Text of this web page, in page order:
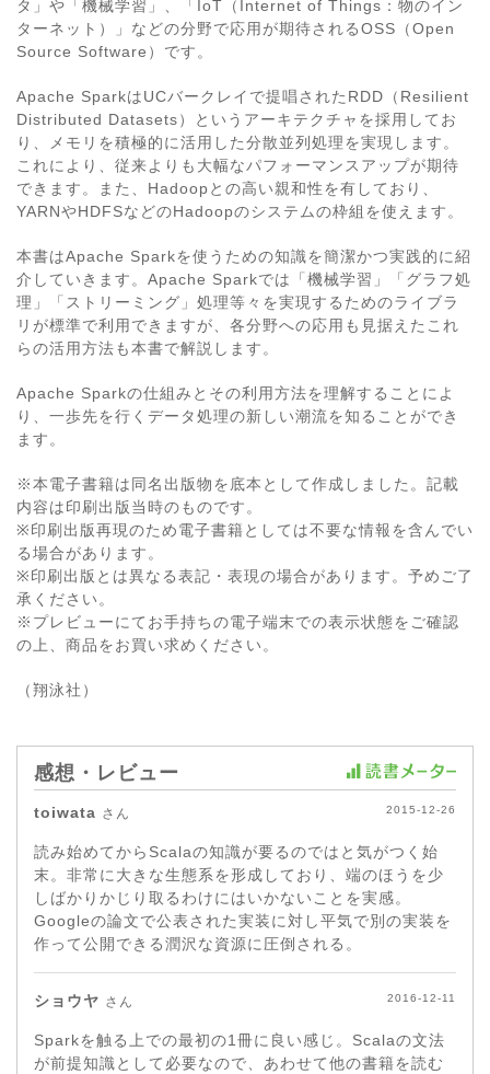
タ」や「機械学習」、「IoT（Internet of Things：物のイン
ターネット）」などの分野で応用が期待されるOSS（Open
Source Software）です。
Apache SparkはUCバークレイで提唱されたRDD（Resilient
Distributed Datasets）というアーキテクチャを採用してお
り、メモリを積極的に活用した分散並列処理を実現します。
これにより、従来よりも大幅なパフォーマンスアップが期待
できます。また、Hadoopとの高い親和性を有しており、
YARNやHDFSなどのHadoopのシステムの枠組を使えます。
本書はApache Sparkを使うための知識を簡潔かつ実践的に紹
介していきます。Apache Sparkでは「機械学習」「グラフ処
理」「ストリーミング」処理等々を実現するためのライブラ
リが標準で利用できますが、各分野への応用も見据えたこれ
らの活用方法も本書で解説します。
Apache Sparkの仕組みとその利用方法を理解することによ
り、一歩先を行くデータ処理の新しい潮流を知ることができ
ます。
※本電子書籍は同名出版物を底本として作成しました。記載
内容は印刷出版当時のものです。
※印刷出版再現のため電子書籍としては不要な情報を含んでい
る場合があります。
※印刷出版とは異なる表記・表現の場合があります。予めご了
承ください。
※プレビューにてお手持ちの電子端末での表示状態をご確認
の上、商品をお買い求めください。
（翔泳社）
感想・レビュー
toiwata さん 2015-12-26
読み始めてからScalaの知識が要るのではと気がつく始
末。非常に大きな生態系を形成しており、端のほうを少
しばかりかじり取るわけにはいかないことを実感。
Googleの論文で公表された実装に対し平気で別の実装を
作って公開できる潤沢な資源に圧倒される。
ショウヤ さん 2016-12-11
Sparkを触る上での最初の1冊に良い感じ。Scalaの文法
が前提知識として必要なので、あわせて他の書籍を読む